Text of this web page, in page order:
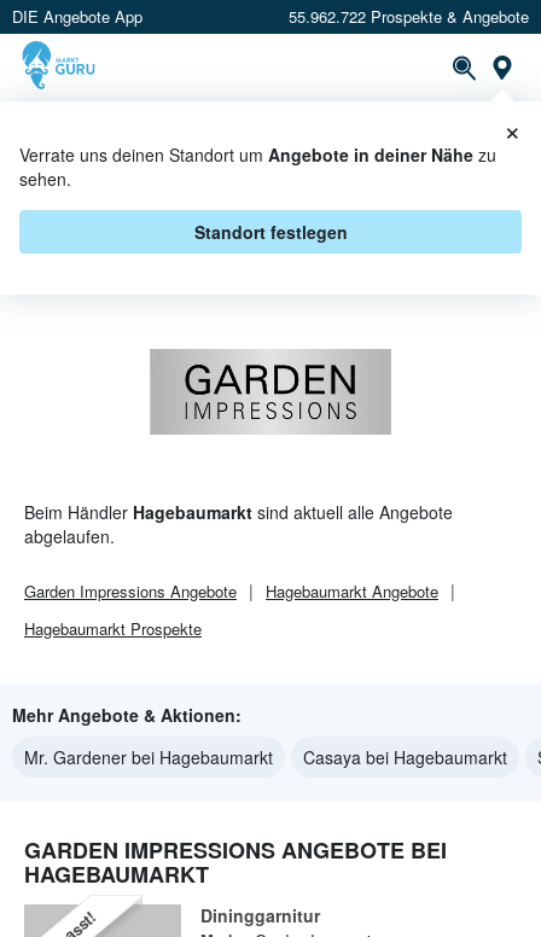
DIE Angebote App 55.962.722 Prospekte & Angebote
Verrate uns deinen Standort um Angebote in deiner Nähe zu
sehen.
Standort festlegen
×
GARDEN IMPRESSIONS BEI
HAGEBAUMARKT - ANGEBOTE &
AKTIONEN
Beim Händler Hagebaumarkt sind aktuell alle Angebote
abgelaufen.
Garden Impressions Angebote Hagebaumarkt Angebote
Hagebaumarkt Prospekte
Mehr Angebote & Aktionen:
Mr. Gardener bei Hagebaumarkt
Casaya bei Hagebaumarkt
GARDEN IMPRESSIONS ANGEBOTE BEI
HAGEBAUMARKT
Dininggarnitur